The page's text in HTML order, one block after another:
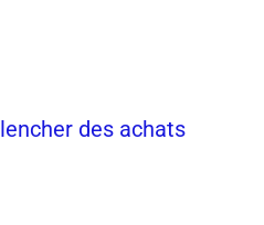
des achats